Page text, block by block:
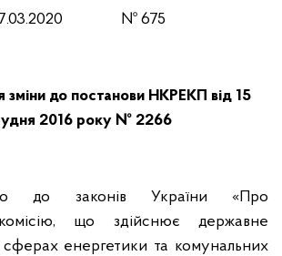
.03.2020 № 675
зміни до постанови НКРЕКП від 15
2016 року № 2266
до законів України «Про
що здійснює державне
енергетики та комунальних